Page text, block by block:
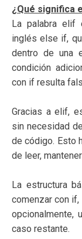
¿Qué significa
La palabra elif
inglés else if,
dentro de una
condición
con if resulta
Gracias a elif,
sin necesidad
de código. Esto
de leer,
La estructura
comenzar con
opcionalmente,
caso restante.